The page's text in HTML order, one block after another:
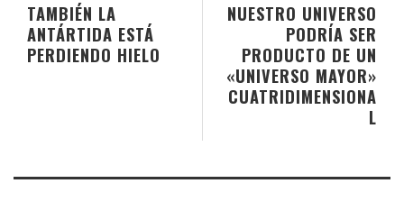
NUESTRO UNIVERSO
PODRÍA SER
PRODUCTO DE UN
«UNIVERSO MAYOR»
CUATRIDIMENSIONA
L
TAMBIÉN LA
ANTÁRTIDA ESTÁ
PERDIENDO HIELO